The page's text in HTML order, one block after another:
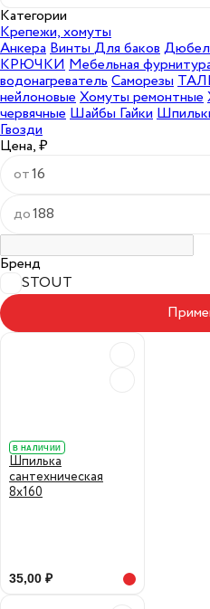
Категории
Крепежи, хомуты
АнкераВинтыДля баков
КРЮЧКИМебельная
водонагревательСаморезы
нейлоновыеХомуты ремонтные
червячныеШайбы Гайки
Гвозди
Цена, ₽
от
до
Бренд
STOUT
В НАЛИЧИИ
Шпилька
сантехническая
8х160
35,00 ₽